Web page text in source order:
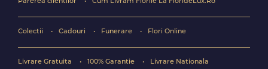
Parerea clientilor Cum Livram Florile La FlorideLux.Ro
Colectii Cadouri Funerare Flori Online
Livrare Gratuita 100% Garantie Livrare Nationala